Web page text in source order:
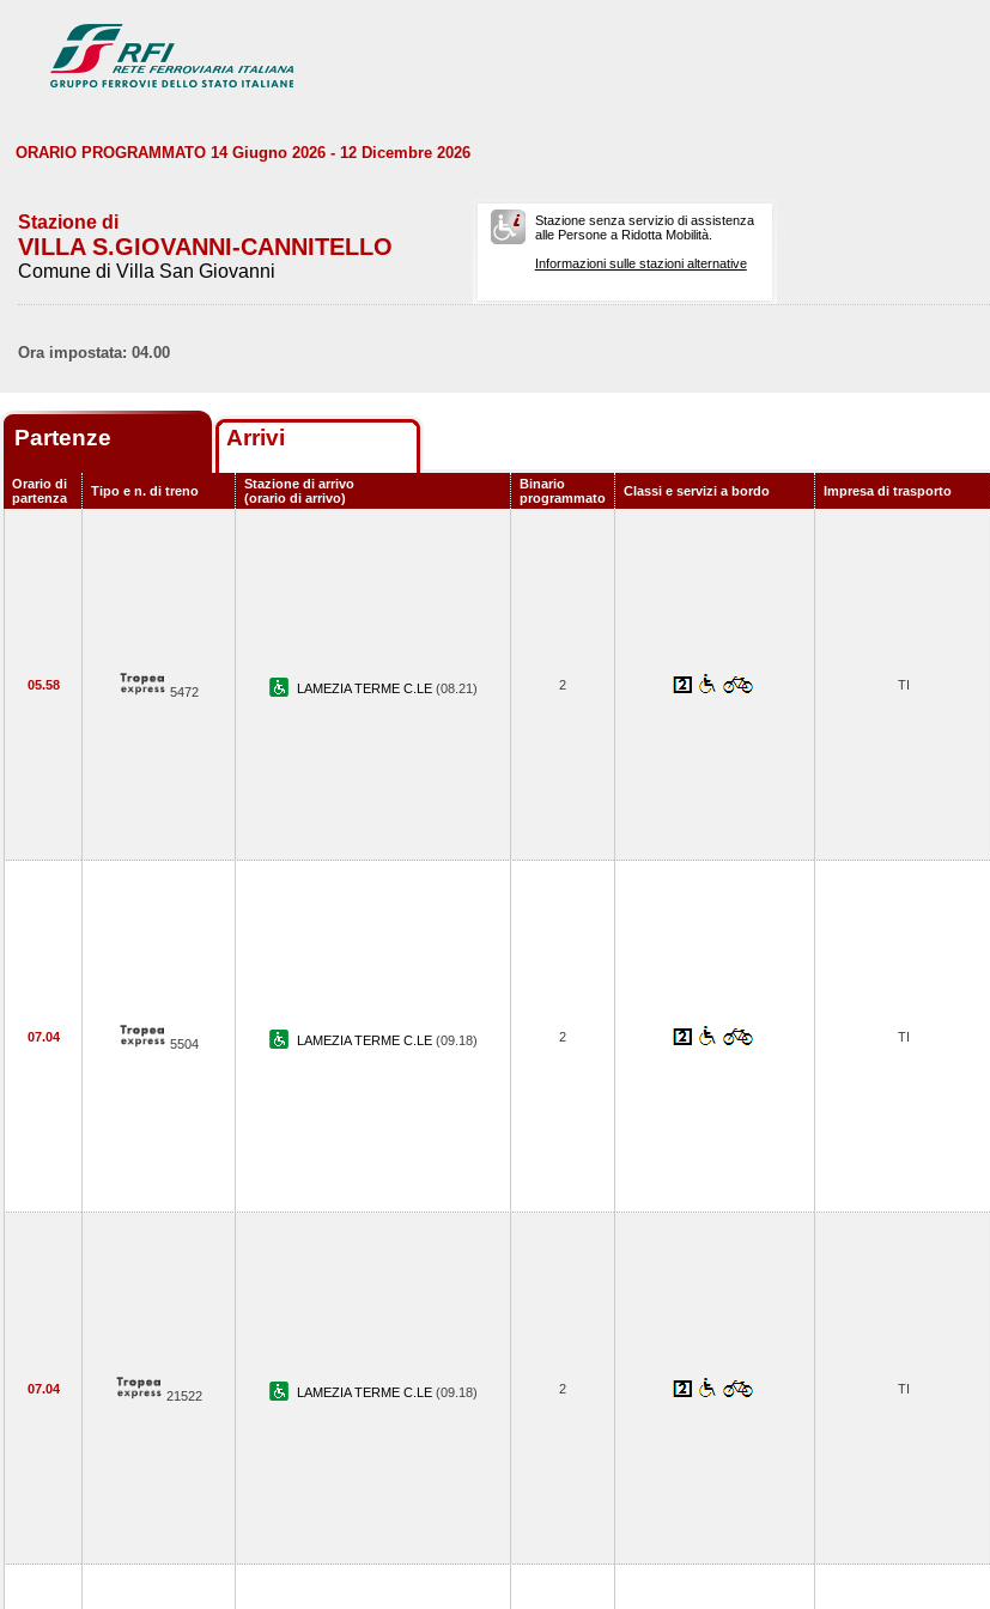
ORARIO PROGRAMMATO 14 Giugno 2026 - 12 Dicembre 2026
Stazione di
VILLA S.GIOVANNI-CANNITELLO
Comune di Villa San Giovanni
Stazione senza servizio di assistenza
alle Persone a Ridotta Mobilità.
Informazioni sulle stazioni alternative
Ora impostata: 04.00
Partenze Arrivi
Orario di
partenza
Tipo e n. di treno
Stazione di arrivo
(orario di arrivo)
Binario
programmato
Classi e servizi a bordo Impresa di trasporto
05.58 5472 LAMEZIA TERME C.LE (08.21) 2 TI
07.04 5504 LAMEZIA TERME C.LE (09.18) 2 TI
07.04 21522 LAMEZIA TERME C.LE (09.18) 2 TI